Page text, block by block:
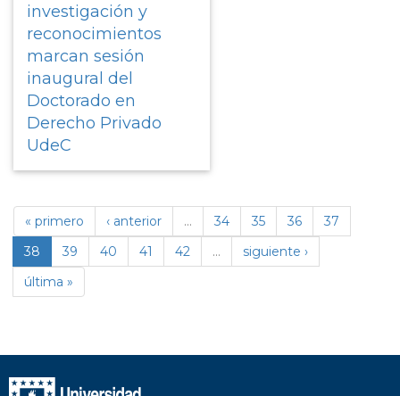
investigación y
reconocimientos
marcan sesión
inaugural del
Doctorado en
Derecho Privado
UdeC
« primero ‹ anterior … 34 35 36
37
38
39 40 41 42 …
siguiente ›
última »